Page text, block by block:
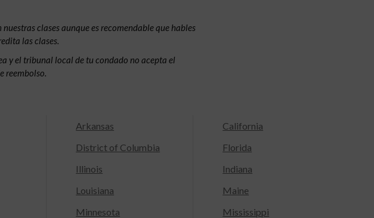
clases aunque es recomendable que hables
las clases.
y el tribunal local de tu condado no acepta el
reembolso.
Arkansas
California
District of Columbia
Florida
Illinois
Indiana
Louisiana
Maine
Minnesota
Mississippi